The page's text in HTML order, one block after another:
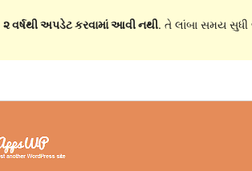
૨ વર્ષથી અપડેટ કરવામાં આવી નથી. તે લાંબા સમય સુધી